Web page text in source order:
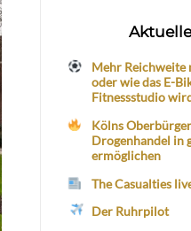
Mehr Reichweite
oder wie das E-
Fitnessstudio
Kölns
Drogenhandel in
ermöglichen
The Casualties
Der Ruhrpilot